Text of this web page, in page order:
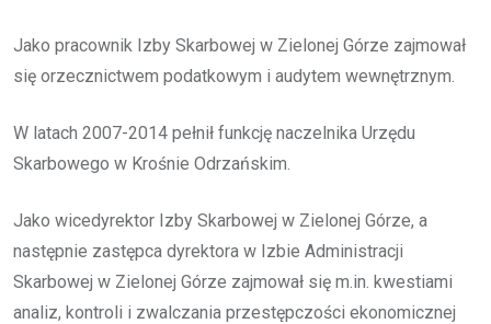
Jako pracownik Izby Skarbowej w Zielonej Górze zajmował
się orzecznictwem podatkowym i audytem wewnętrznym.
W latach 2007-2014 pełnił funkcję naczelnika Urzędu
Skarbowego w Krośnie Odrzańskim.
Jako wicedyrektor Izby Skarbowej w Zielonej Górze, a
następnie zastępca dyrektora w Izbie Administracji
Skarbowej w Zielonej Górze zajmował się m.in. kwestiami
analiz, kontroli i zwalczania przestępczości ekonomicznej